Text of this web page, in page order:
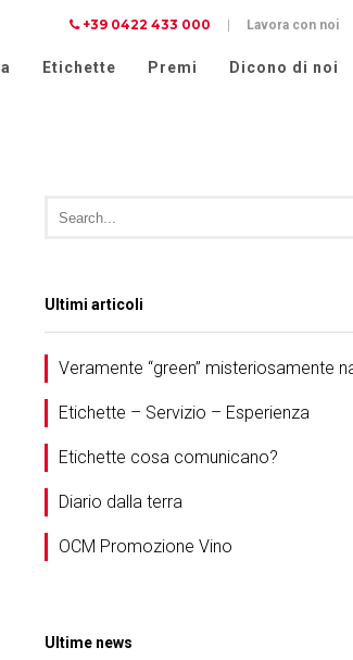
+39 0422 433 000 Lavora con noi
Etichette Premi Dicono di noi
Ultimi articoli
Veramente “green” misteriosamente
Etichette – Servizio – Esperienza
Etichette cosa comunicano?
Diario dalla terra
OCM Promozione Vino
Ultime news
alla privacy